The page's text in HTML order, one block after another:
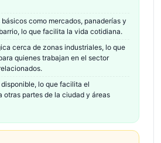
como mercados, panaderías y
lo que facilita la vida cotidiana.
cerca de zonas industriales, lo que
quienes trabajan en el sector
lo que facilita el
otras partes de la ciudad y áreas